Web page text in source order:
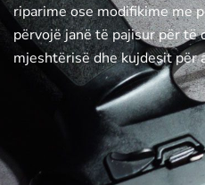
riparime ose modifikime me
përvojë janë të pajisur për
mjeshtërisë dhe kujdesit për